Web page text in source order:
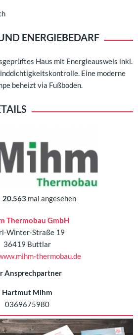
ENERGIEBEDARF
Haus mit Energieausweis inkl.
Eine moderne
beheizt via Fußboden.
20.563mal angesehen
Thermobau GmbH
Winter-Straße 19
36419 Buttlar
thermobau.de
Ansprechpartner
Hartmut Mihm
0369675980